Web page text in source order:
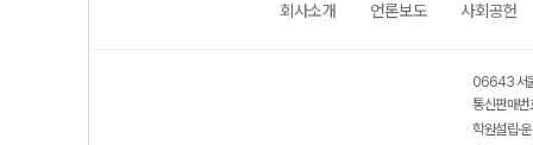
회사소개 언론보도 사회공헌
06643 서
통신판매
학원설립·